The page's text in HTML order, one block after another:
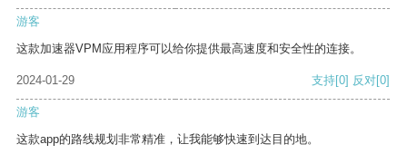
游客
这款加速器VPM应用程序可以给你提供最高速度和安全性的连接。
2024-01-29 支持[0] 反对[0]
游客
这款app的路线规划非常精准，让我能够快速到达目的地。